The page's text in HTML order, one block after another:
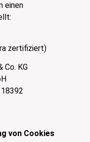
einen
zertifiziert)
Co. KG
von Cookies